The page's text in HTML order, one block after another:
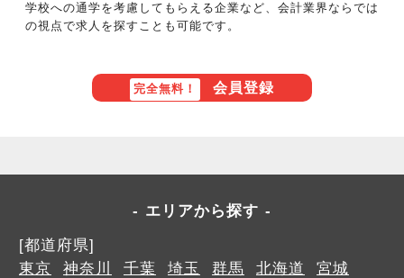
学校への通学を考慮してもらえる企業など、会計業界ならでは
の視点で求人を探すことも可能です。
完全無料！ 会員登録
エリアから探す
[都道府県]
東京
神奈川 千葉 埼玉 群馬 北海道
宮城